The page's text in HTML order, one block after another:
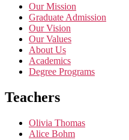
Our Mission
Graduate Admission
Our Vision
Our Values
About Us
Academics
Degree Programs
Teachers
Olivia Thomas
Alice Bohm